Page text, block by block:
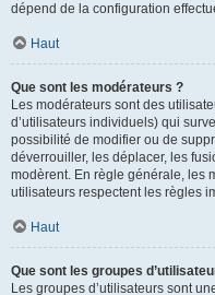
dépend de la configuration
Haut
Que sont les modérateurs ?
Les modérateurs sont des
d’utilisateurs individuels) qui
possibilité de modifier ou de
déverrouiller, les déplacer, les
modèrent. En règle générale, les
utilisateurs respectent les règles
Haut
Que sont les groupes
Les groupes d’utilisateurs sont